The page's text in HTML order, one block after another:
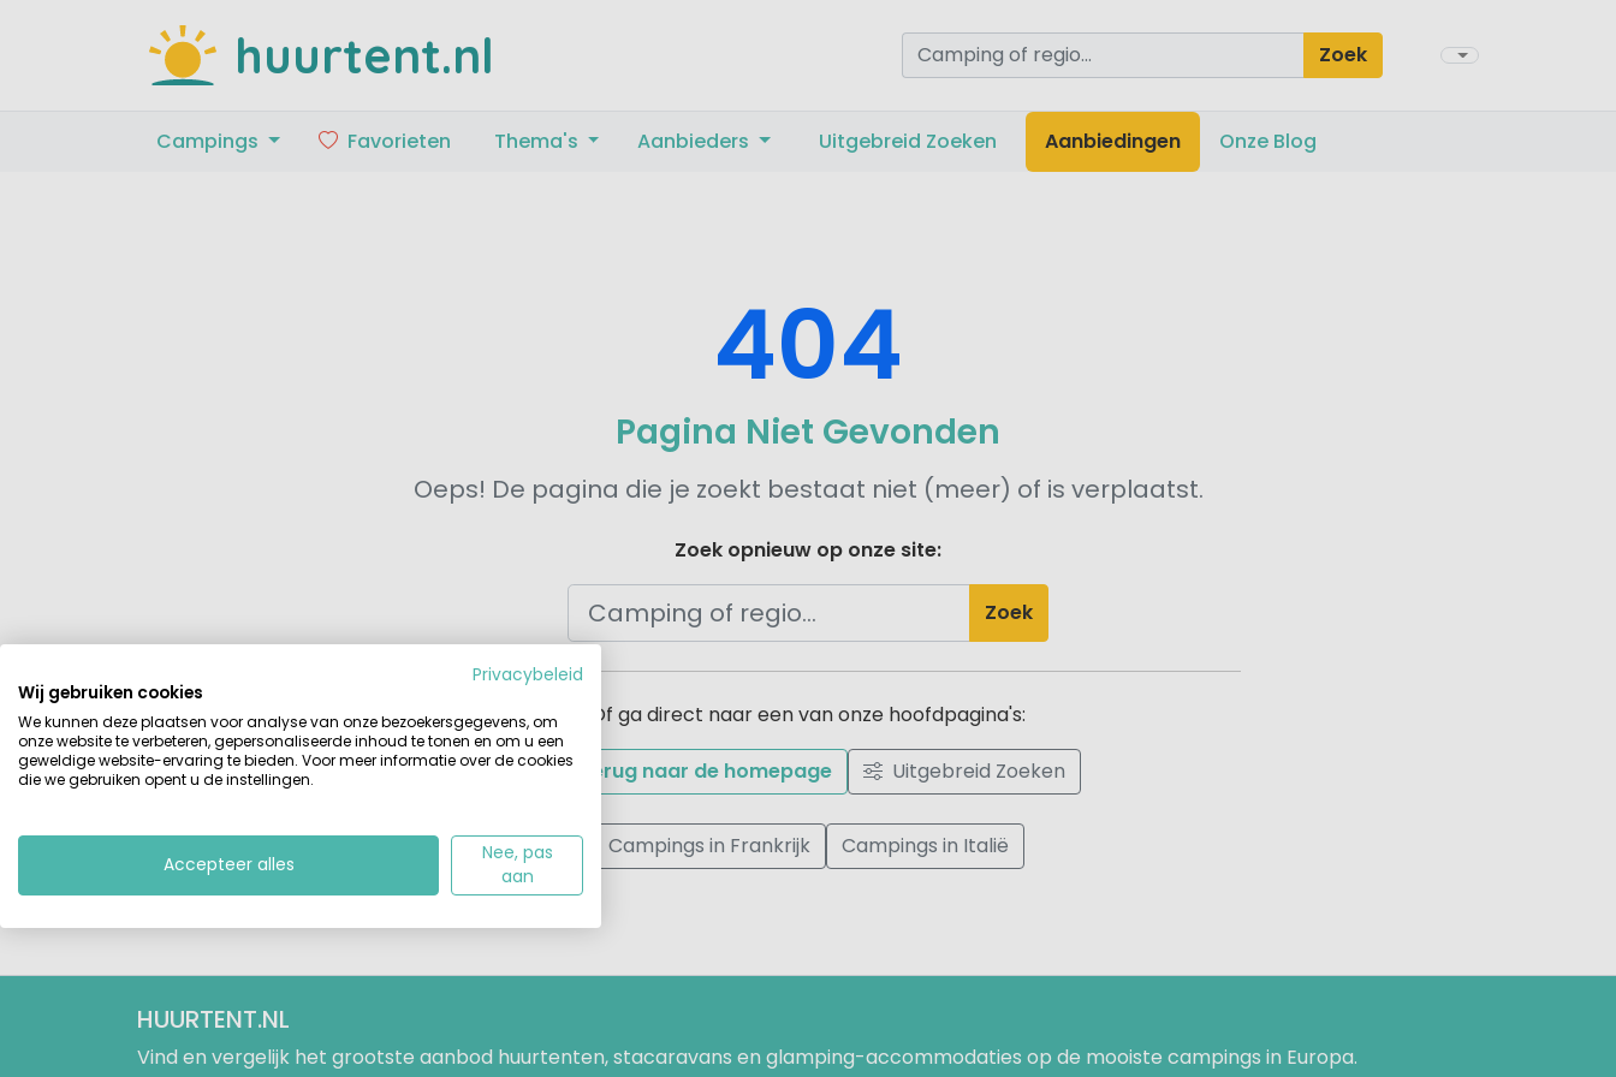
huurtent.nl Zoek
Campings Favorieten Thema's Aanbieders Uitgebreid Zoeken Aanbiedingen Onze Blog
404
Pagina Niet Gevonden
Oeps! De pagina die je zoekt bestaat niet (meer) of is verplaatst.
Zoek opnieuw op onze site:
Zoek
Of ga direct naar een van onze hoofdpagina's:
Terug naar de homepage Uitgebreid Zoeken
Campings in Frankrijk Campings in Italië
HUURTENT.NL
Vind en vergelijk het grootste aanbod huurtenten, stacaravans en glamping-accommodaties op de mooiste campings in Europa.
Privacybeleid
Wij gebruiken cookies
We kunnen deze plaatsen voor analyse van onze bezoekersgegevens, om
onze website te verbeteren, gepersonaliseerde inhoud te tonen en om u een
geweldige website-ervaring te bieden. Voor meer informatie over de cookies
die we gebruiken opent u de instellingen.
Accepteer alles
Nee, pas
aan